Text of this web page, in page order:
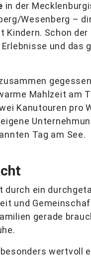
in der
Wesenberg –
Schon
und das
Mahlzeit am
Kanutouren pro
Tag am See.
durch ein
und
gerade
wertvoll